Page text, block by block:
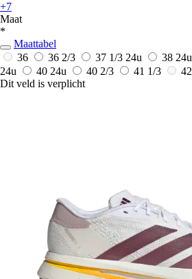
+7
Maat
*
Maattabel
36
36 2/3 37 1/3 24u 38 24u
24u
40 24u 40 2/3 41 1/3 42
Dit veld is verplicht